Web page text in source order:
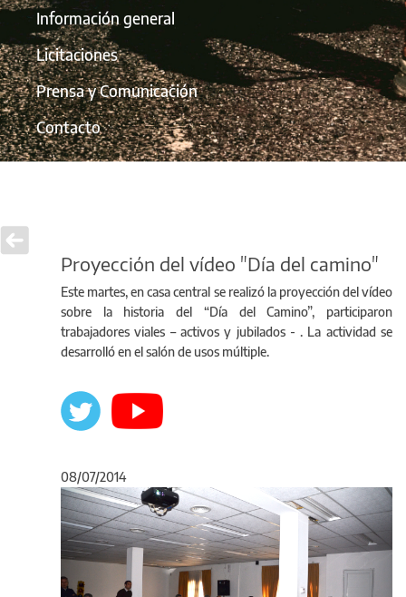
Información general
Licitaciones
Prensa y Comunicación
Contacto
Proyección del vídeo "Día del camino"
Este martes, en casa central se realizó la proyección del vídeo
sobre la historia del “Día del Camino”, participaron
trabajadores viales – activos y jubilados - . La actividad se
desarrolló en el salón de usos múltiple.
08/07/2014
Anterior